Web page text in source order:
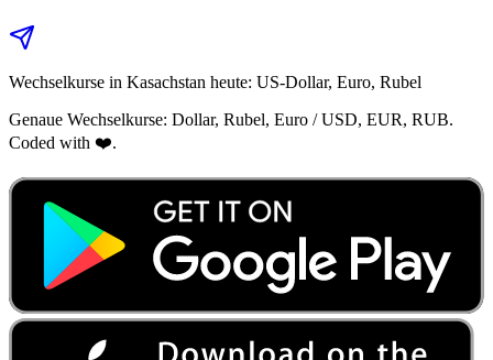
Wechselkurse in Kasachstan heute: US‑Dollar, Euro, Rubel
Genaue Wechselkurse: Dollar, Rubel, Euro / USD, EUR, RUB.
Coded with ❤️.